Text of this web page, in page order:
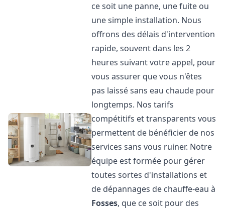
ce soit une panne, une fuite ou
une simple installation. Nous
offrons des délais d'intervention
rapide, souvent dans les 2
heures suivant votre appel, pour
vous assurer que vous n'êtes
pas laissé sans eau chaude pour
longtemps. Nos tarifs
compétitifs et transparents vous
permettent de bénéficier de nos
services sans vous ruiner. Notre
équipe est formée pour gérer
toutes sortes d'installations et
de dépannages de chauffe-eau à
Fosses, que ce soit pour des